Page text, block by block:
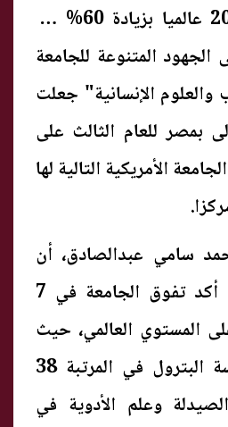
ضمن ترتيب ال 200 عالميا بزيادة 60% عن
إلى الجهود المتنوعة للجامعة
الإنسانية" جعلت
بمصر للعام الثالث على
الأمريكية التالية لها
سامي عبدالصادق، أن
التصنيف الإنجليزي أكد تفوق الجامعة في 7
المستوي العالمي، حيث
جاء تخصص هندسة البترول في المرتبة 38
وعلم الأدوية في